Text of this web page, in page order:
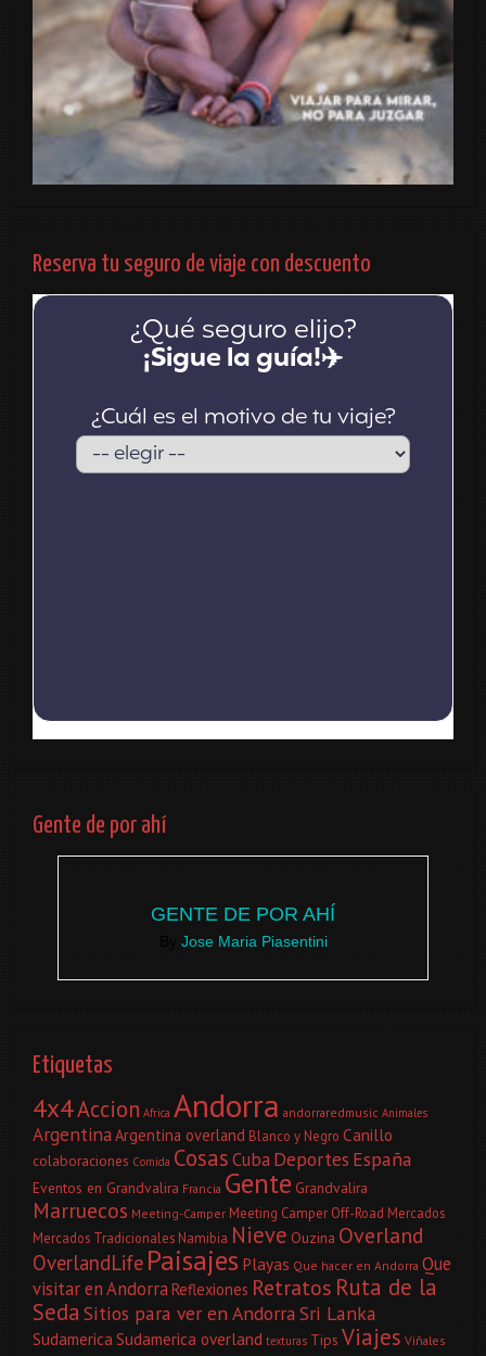
Reserva tu seguro de viaje con descuento
Gente de por ahí
GENTE DE POR AHÍ
Jose Maria Piasentini
Etiquetas
4x4Accion Africa Andorra andorraredmusic Animales
ArgentinaArgentina overland Blanco y Negro Canillo
colaboraciones Comida CosasCubaDeportes España
Eventos en Grandvalira Francia Gente Grandvalira
Marruecos Meeting-Camper Meeting Camper Off-Road Mercados
Mercados Tradicionales Namibia Nieve Ouzina Overland
OverlandLife Paisajes Playas Que hacer en Andorra Que
visitar en AndorraReflexiones Retratos Ruta de la
SedaSitios para ver en AndorraSri Lanka
SudamericaSudamerica overland texturas Tips Viajes Viñales